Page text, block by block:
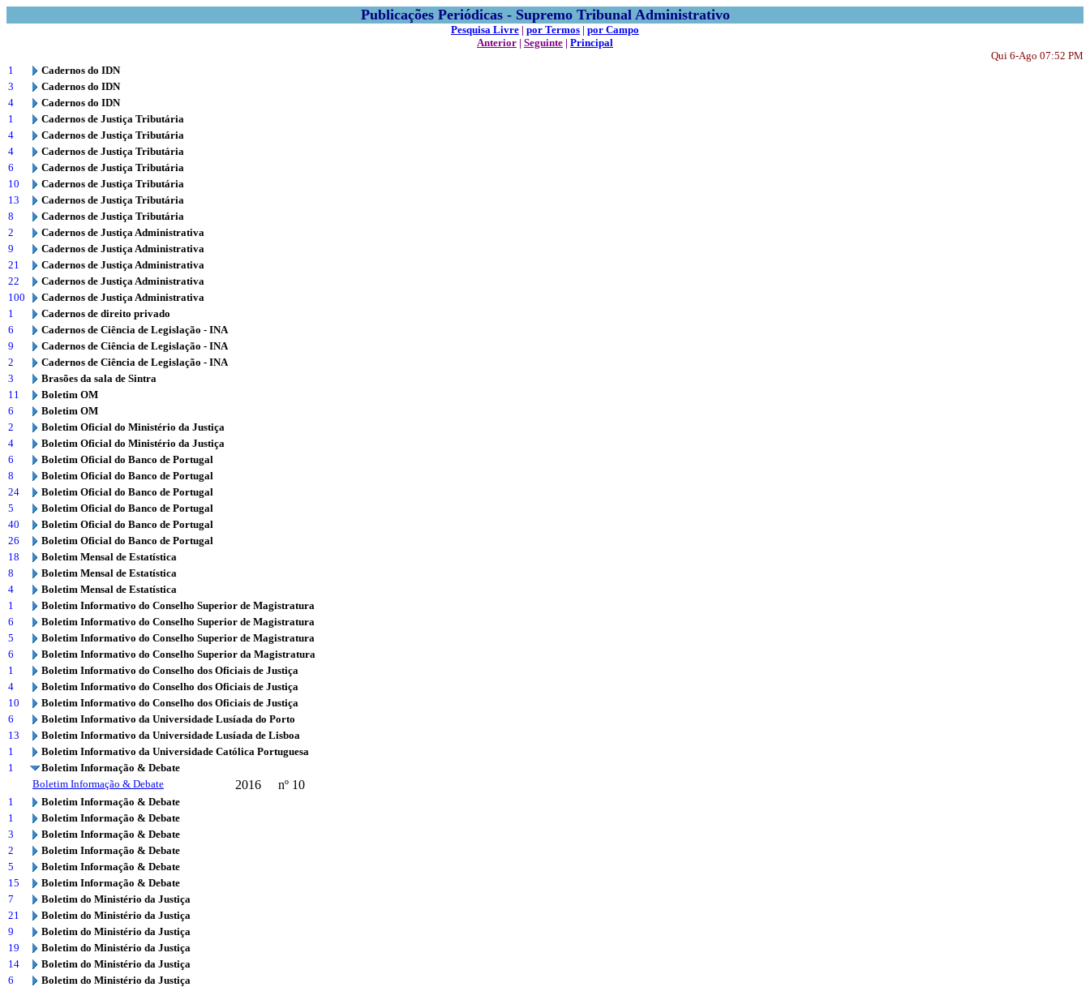
Publicações Periódicas - Supremo Tribunal Administrativo
Pesquisa Livre | por Termos | por Campo
Anterior | Seguinte | Principal
Qui 6-Ago 07:52 PM
1
Cadernos do IDN
3
Cadernos do IDN
4
Cadernos do IDN
1
Cadernos de Justiça Tributária
4
Cadernos de Justiça Tributária
4
Cadernos de Justiça Tributária
6
Cadernos de Justiça Tributária
10
Cadernos de Justiça Tributária
13
Cadernos de Justiça Tributária
8
Cadernos de Justiça Tributária
2
Cadernos de Justiça Administrativa
9
Cadernos de Justiça Administrativa
21
Cadernos de Justiça Administrativa
22
Cadernos de Justiça Administrativa
100
Cadernos de Justiça Administrativa
1
Cadernos de direito privado
6
Cadernos de Ciência de Legislação - INA
9
Cadernos de Ciência de Legislação - INA
2
Cadernos de Ciência de Legislação - INA
3
Brasões da sala de Sintra
11
Boletim OM
6
Boletim OM
2
Boletim Oficial do Ministério da Justiça
4
Boletim Oficial do Ministério da Justiça
6
Boletim Oficial do Banco de Portugal
8
Boletim Oficial do Banco de Portugal
24
Boletim Oficial do Banco de Portugal
5
Boletim Oficial do Banco de Portugal
40
Boletim Oficial do Banco de Portugal
26
Boletim Oficial do Banco de Portugal
18
Boletim Mensal de Estatística
8
Boletim Mensal de Estatística
4
Boletim Mensal de Estatística
1
Boletim Informativo do Conselho Superior de Magistratura
6
Boletim Informativo do Conselho Superior de Magistratura
5
Boletim Informativo do Conselho Superior de Magistratura
6
Boletim Informativo do Conselho Superior da Magistratura
1
Boletim Informativo do Conselho dos Oficiais de Justiça
4
Boletim Informativo do Conselho dos Oficiais de Justiça
10
Boletim Informativo do Conselho dos Oficiais de Justiça
6
Boletim Informativo da Universidade Lusíada do Porto
13
Boletim Informativo da Universidade Lusíada de Lisboa
1
Boletim Informativo da Universidade Católica Portuguesa
1
Boletim Informação & Debate
Boletim Informação & Debate
2016 nº 10
1
Boletim Informação & Debate
1
Boletim Informação & Debate
3
Boletim Informação & Debate
2
Boletim Informação & Debate
5
Boletim Informação & Debate
15
Boletim Informação & Debate
7
Boletim do Ministério da Justiça
21
Boletim do Ministério da Justiça
9
Boletim do Ministério da Justiça
19
Boletim do Ministério da Justiça
14
Boletim do Ministério da Justiça
6
Boletim do Ministério da Justiça